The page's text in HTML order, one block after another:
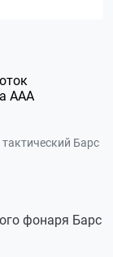
ААА
Барс
фонаря Барс